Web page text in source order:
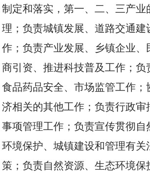
制定和落实，第一、二、三产业
理；负责城镇发展、道路交通建
作；负责产业发展、乡镇企业、
商引资、推进科技普及工作；负
食品药品安全、市场监管工作；
济相关的其他工作；负责行政审
事项管理工作；负责宣传贯彻自
环境保护、城镇建设和管理有关
策；负责自然资源、生态环境保